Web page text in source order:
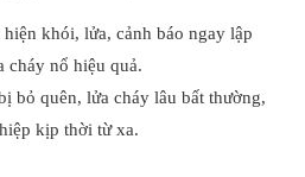
hiện khói, lửa, cảnh báo ngay lập
cháy nổ hiệu quả.
bỏ quên, lửa cháy lâu bất thường,
kịp thời từ xa.